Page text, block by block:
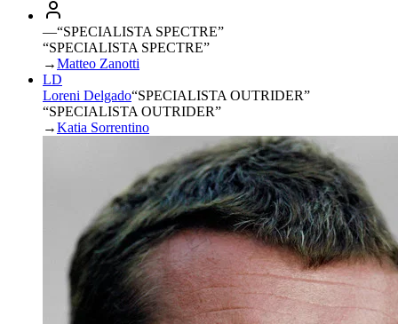
—“SPECIALISTA SPECTRE”
“SPECIALISTA SPECTRE”
→Matteo Zanotti
LD
Loreni Delgado“SPECIALISTA OUTRIDER”
“SPECIALISTA OUTRIDER”
→Katia Sorrentino